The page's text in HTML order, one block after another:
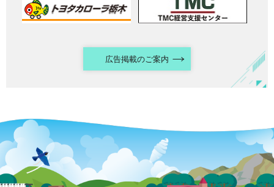
広告掲載のご案内